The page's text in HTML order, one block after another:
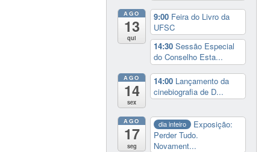
AGO
13
qui
9:00 Feira do Livro da
UFSC
14:30Sessão Especial
do Conselho Esta...
AGO
14
sex
14:00 Lançamento da
cinebiografia de D...
AGO
17
seg
dia inteiro
Exposição:
Perder Tudo.
Novament...